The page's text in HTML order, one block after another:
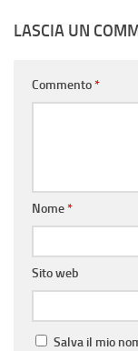
LASCIA UN
Commento*
Nome*
Sito web
Salva il mio